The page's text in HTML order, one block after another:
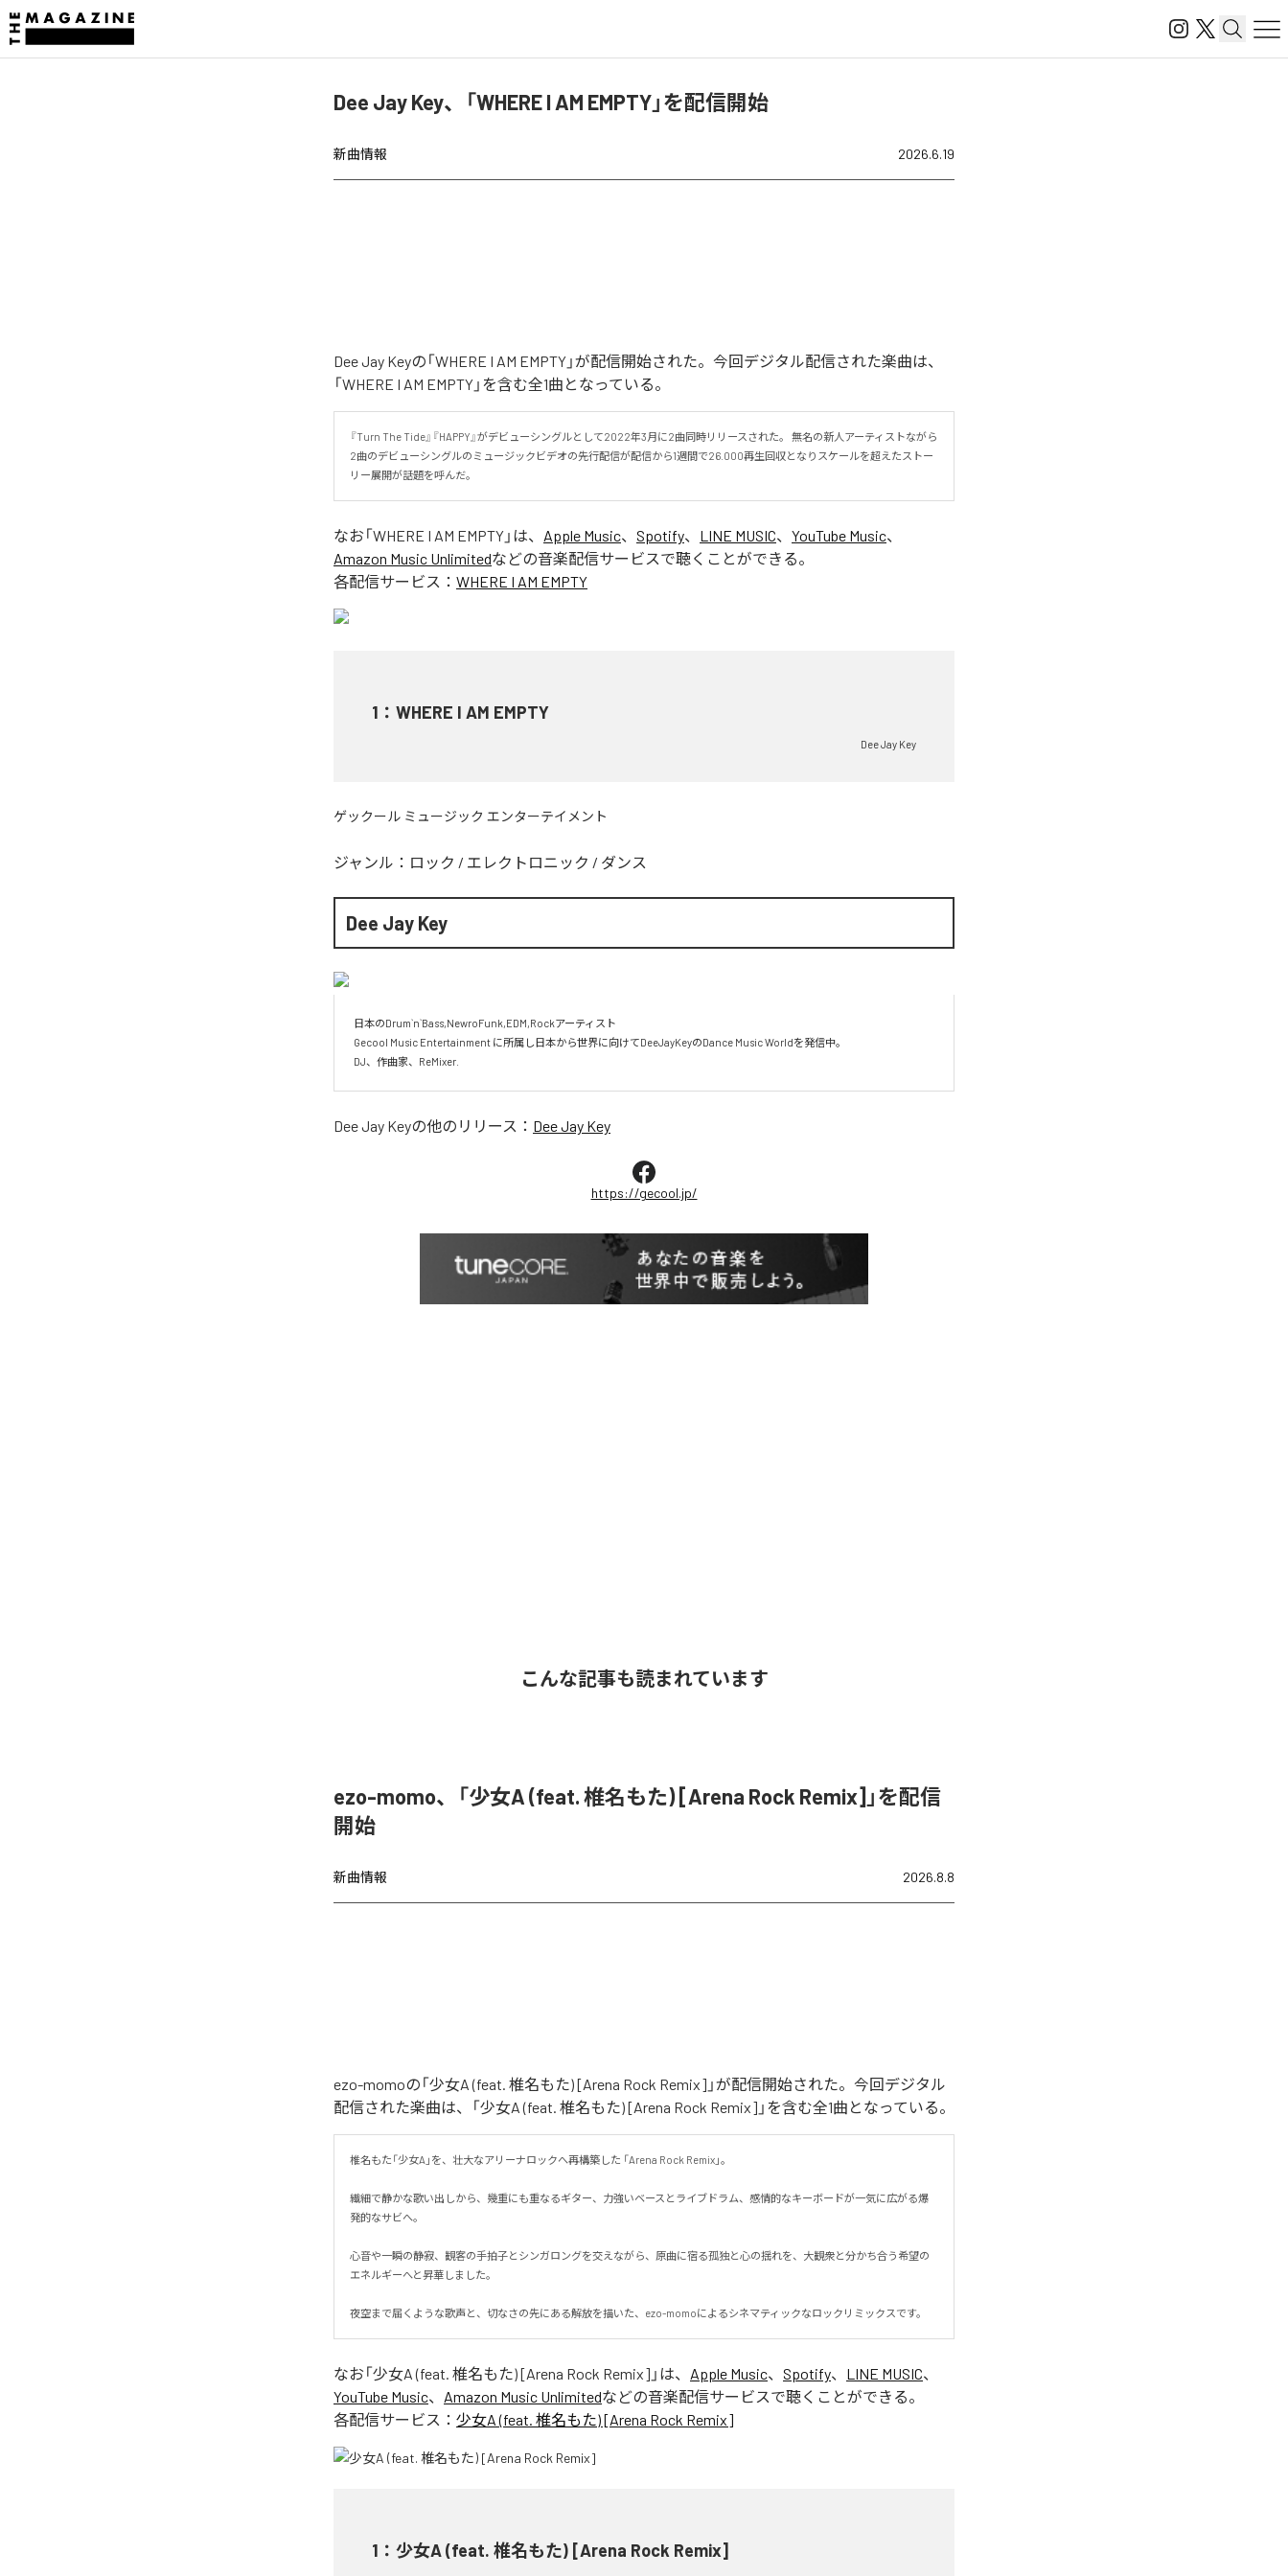
Dee Jay Key、「WHERE I AM EMPTY」を配信開始
新曲情報 2026.6.19
Dee Jay Keyの「WHERE I AM EMPTY」が配信開始された。今回デジタル配信された楽曲は、
「WHERE I AM EMPTY」を含む全1曲となっている。
『Turn The Tide』『HAPPY』がデビューシングルとして2022年3月に2曲同時リリースされた。 無名の新人アーティストながら
2曲のデビューシングルのミュージックビデオの先行配信が配信から1週間で26.000再生回収となりスケールを超えたストー
リー展開が話題を呼んだ。
なお「WHERE I AM EMPTY 」は、 Apple Music、 Spotify、 LINE MUSIC、 YouTube Music、
Amazon Music Unlimitedなどの音楽配信サービスで聴くことができる。
各配信サービス： WHERE I AM EMPTY
1 ： WHERE I AM EMPTY
Dee Jay Key
ゲックール ミュージック エンターテイメント
ジャンル： ロック / エレクトロニック / ダンス
Dee Jay Key
日本のDrum`n`Bass,NewroFunk,EDM,Rockアーティスト
Gecool Music Entertainment に所属し日本から世界に向けてDeeJayKeyのDance Music Worldを発信中。
DJ、作曲家、ReMixer.
Dee Jay Keyの他のリリース： Dee Jay Key
https://gecool.jp/
こんな記事も読まれています
ezo-momo、「少女A (feat. 椎名もた) [Arena Rock Remix]」を配信
開始
新曲情報 2026.8.8
ezo-momoの「少女A (feat. 椎名もた) [Arena Rock Remix]」が配信開始された。今回デジタル
配信された楽曲は、「少女A (feat. 椎名もた) [Arena Rock Remix]」を含む全1曲となっている。
椎名もた「少女A」を、壮大なアリーナロックへ再構築した 「Arena Rock Remix」。
繊細で静かな歌い出しから、幾重にも重なるギター、力強いベースとライブドラム、感情的なキーボードが一気に広がる爆
発的なサビへ。
心音や一瞬の静寂、観客の手拍子とシンガロングを交えながら、原曲に宿る孤独と心の揺れを、大観衆と分かち合う希望の
エネルギーへと昇華しました。
夜空まで届くような歌声と、切なさの先にある解放を描いた、ezo-momoによるシネマティックなロックリミックスです。
なお「少女A (feat. 椎名もた) [Arena Rock Remix] 」は、 Apple Music、 Spotify、 LINE MUSIC、
YouTube Music、 Amazon Music Unlimitedなどの音楽配信サービスで聴くことができる。
各配信サービス： 少女A (feat. 椎名もた) [Arena Rock Remix]
1 ： 少女A (feat. 椎名もた) [Arena Rock Remix]